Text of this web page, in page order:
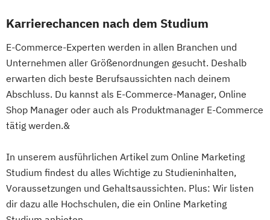
Karrierechancen nach dem Studium
E-Commerce-Experten werden in allen Branchen und
Unternehmen aller Größenordnungen gesucht. Deshalb
erwarten dich beste Berufsaussichten nach deinem
Abschluss. Du kannst als E-Commerce-Manager, Online
Shop Manager oder auch als Produktmanager E-Commerce
tätig werden.&
In unserem ausführlichen Artikel zum Online Marketing
Studium findest du alles Wichtige zu Studieninhalten,
Voraussetzungen und Gehaltsaussichten. Plus: Wir listen
dir dazu alle Hochschulen, die ein Online Marketing